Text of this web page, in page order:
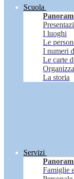
Scuola
I luoghi
Le
I numeri
Le carte
La storia
Servizi
Famiglie